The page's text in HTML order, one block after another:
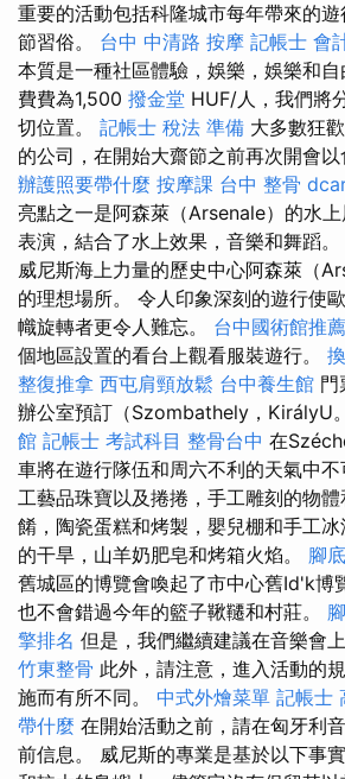
重要的活動包括科隆城市每年帶來的
節習俗。 台中 中清路 按摩 記帳士 會
本質是一種社區體驗，娛樂，娛樂和
費費為1,500 撥金堂 HUF/人，我們將
切位置。 記帳士 稅法 準備 大多數狂
的公司，在開始大齋節之前再次開會以
辦護照要帶什麼 按摩課 台中 整骨
亮點之一是阿森萊（Arsenale）的水
表演，結合了水上效果，音樂和舞蹈。
威尼斯海上力量的歷史中心阿森萊（
的理想場所。 令人印象深刻的遊行使
幟旋轉者更令人難忘。 台中國術館推薦
個地區設置的看台上觀看服裝遊行。
整復推拿 西屯肩頸放鬆 台中養生館 門
辦公室預訂（Szombathely，KirályU
館 記帳士 考試科目 整骨台中 在
車將在遊行隊伍和周六不利的天氣中
工藝品珠寶以及捲捲，手工雕刻的物
餚，陶瓷蛋糕和烤製，嬰兒棚和手工
的干旱，山羊奶肥皂和烤箱火焰。 腳
舊城區的博覽會喚起了市中心舊Id'k博
也不會錯過今年的籃子鞦韆和村莊。
擎排名 但是，我們繼續建議在音樂會
竹東整骨 此外，請注意，進入活動的
施而有所不同。 中式外燴菜單 記帳士
帶什麼 在開始活動之前，請在匈牙利
前信息。 威尼斯的專業是基於以下事